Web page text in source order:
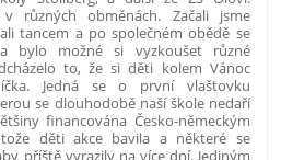
různých obměnách. Začali jsme
tancem a po společném obědě se
bylo možné si vyzkoušet různé
to, že si děti kolem Vánoc
Jedná se o první vlaštovku
se dlouhodobě naší škole nedaří
financována Česko-německým
děti akce bavila a některé se
příště vyrazily na více dní. Jediným